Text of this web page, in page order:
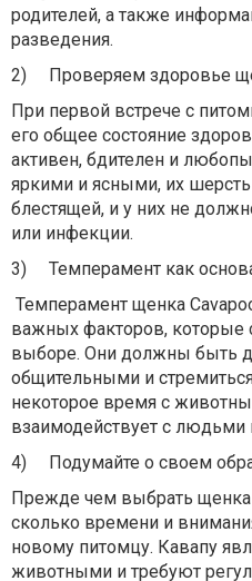
родителей, а также
разведения.
2)
Проверяем здоровье
При первой встрече с
его общее состояние
активен, бдителен и
яркими и ясными, их
блестящей, и у них не
или инфекции.
3)
Темперамент как
Темперамент щенка
важных факторов, которые
выборе. Они должны быть
общительными и
некоторое время с
взаимодействует с людьми
4)
Подумайте о своем
Прежде чем выбрать щенка
сколько времени и
новому питомцу. Кавапу
животными и требуют